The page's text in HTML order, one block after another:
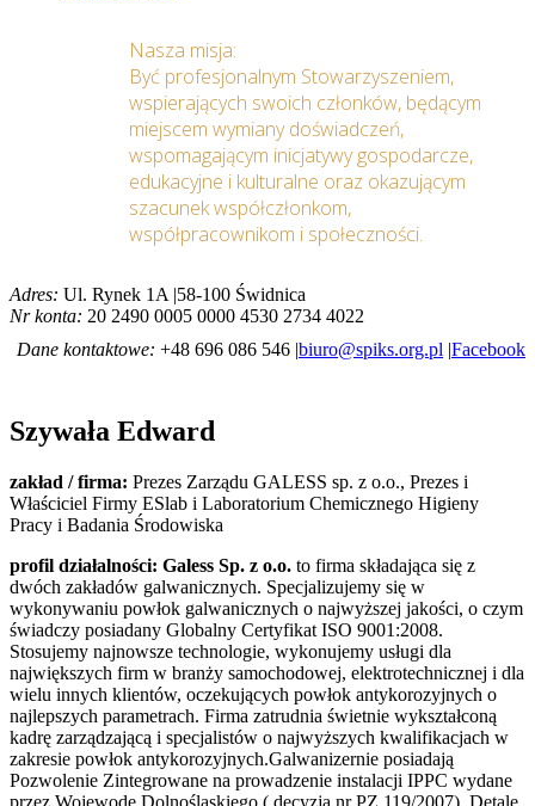
Nasza misja:
Być profesjonalnym Stowarzyszeniem,
wspierających swoich członków, będącym
miejscem wymiany doświadczeń,
wspomagającym inicjatywy gospodarcze,
edukacyjne i kulturalne oraz okazującym
szacunek współczłonkom,
współpracownikom i społeczności.
Adres: Ul. Rynek 1A |58-100 Świdnica
Nr konta: 20 2490 0005 0000 4530 2734 4022
Dane kontaktowe: +48 696 086 546 |biuro@spiks.org.pl |Facebook
Szywała Edward
zakład / firma: Prezes Zarządu GALESS sp. z o.o., Prezes i
Właściciel Firmy ESlab i Laboratorium Chemicznego Higieny
Pracy i Badania Środowiska
profil działalności: Galess Sp. z o.o. to firma składająca się z
dwóch zakładów galwanicznych. Specjalizujemy się w
wykonywaniu powłok galwanicznych o najwyższej jakości, o czym
świadczy posiadany Globalny Certyfikat ISO 9001:2008.
Stosujemy najnowsze technologie, wykonujemy usługi dla
największych firm w branży samochodowej, elektrotechnicznej i dla
wielu innych klientów, oczekujących powłok antykorozyjnych o
najlepszych parametrach. Firma zatrudnia świetnie wykształconą
kadrę zarządzającą i specjalistów o najwyższych kwalifikacjach w
zakresie powłok antykorozyjnych.Galwanizernie posiadają
Pozwolenie Zintegrowane na prowadzenie instalacji IPPC wydane
przez Wojewodę Dolnośląskiego ( decyzja nr PZ 119/2007). Detale